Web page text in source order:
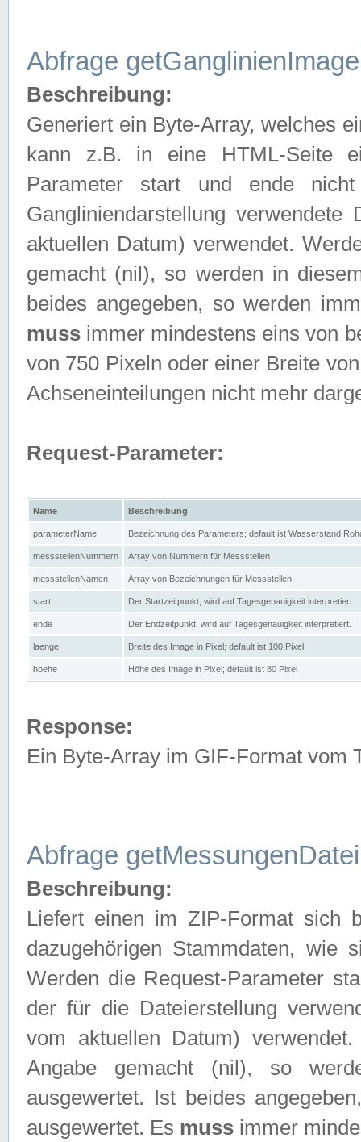
Abfrage getGanglinienImage
Beschreibung:
Generiert ein Byte-Array, welches
kann z.B. in eine HTML-Seite
Parameter start und ende
Gangliniendarstellung
aktuellen Datum) verwendet.
gemacht (nil), so werden in
beides angegeben, so werden
muss immer mindestens eins von
von 750 Pixeln oder einer Breite
Achseneinteilungen nicht mehr
Request-Parameter:
Name Beschreibung
parameterName Bezeichnung des Parameters; default ist Wasserstand
messstellenNummern Array von Nummern für Messstellen
messstellenNamen Array von Bezeichnungen für Messstellen
start Der Startzeitpunkt, wird auf Tagesgenauigkeit interpretiert.
ende Der Endzeitpunkt, wird auf Tagesgenauigkeit interpretiert.
laenge Breite des Image in Pixel; default ist 100 Pixel
hoehe Höhe des Image in Pixel; default ist 80 Pixel
Response:
Ein Byte-Array im GIF-Format vom
Abfrage getMessungenDatei
Beschreibung:
Liefert einen im ZIP-Format sich
dazugehörigen Stammdaten, wie
Werden die Request-Parameter
der für die Dateierstellung
vom aktuellen Datum)
Angabe gemacht (nil), so
ausgewertet. Ist beides
ausgewertet. Es muss immer